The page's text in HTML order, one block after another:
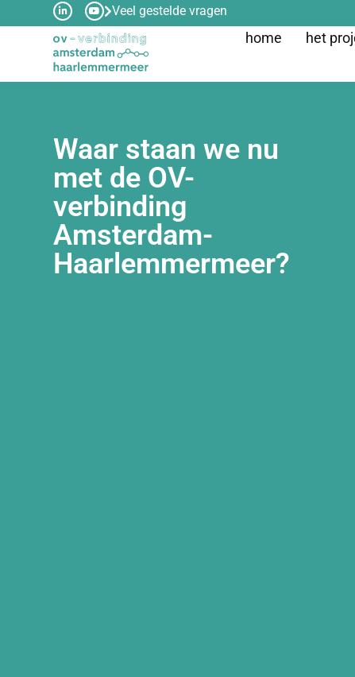
Veel gestelde vragen
home het
Waar staan we nu
met de OV-
verbinding
Amsterdam-
Haarlemmermeer?